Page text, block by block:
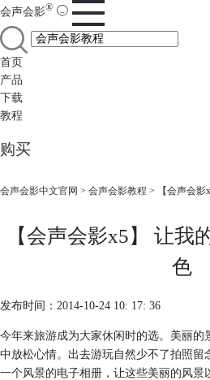
会声会影®
首页
产品
下载
教程
购买
会声会影中文官网 > 会声会影教程 > 【会声会影
【会声会影x5】 让我
色
发布时间：2014-10-24 10: 17: 36
今年来旅游成为大家休闲时的选。美丽的
中放松心情。出去游玩自然少不了拍照
一个风景的电子相册，让这些美丽的风景